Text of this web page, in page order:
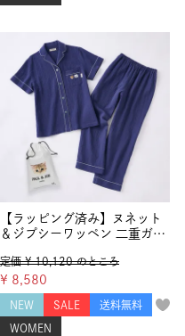
【ラッピング済み】ヌネット
＆ジプシーワッペン 二重ガー
ップ
定価 ¥ 10,120 のところ
¥ 8,580
NEW SALE 送料無料
WOMEN